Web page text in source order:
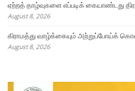
ஏற்றத் தாழ்வுகளை எப்படிக் கையாண்டது
August 8, 2026
கிராமத்து வாழ்க்கையும் அற்றுப்போய்க்
August 8, 2026